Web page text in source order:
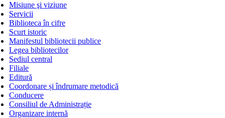
Misiune şi viziune
Servicii
Biblioteca în cifre
Scurt istoric
Manifestul bibliotecii publice
Legea bibliotecilor
Sediul central
Filiale
Editură
Coordonare și îndrumare metodică
Conducere
Consiliul de Administrație
Organizare internă